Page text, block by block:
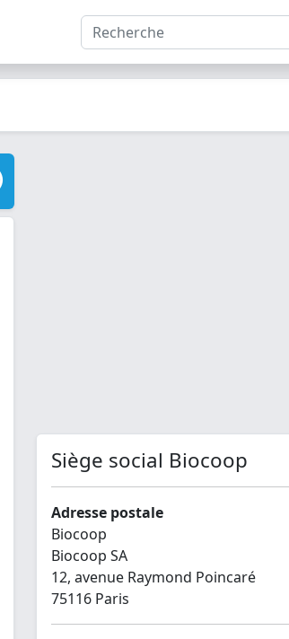
Siège social Biocoop
Adresse postale
Biocoop
Biocoop SA
12, avenue Raymond Poincaré
75116 Paris